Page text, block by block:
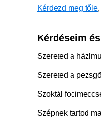
Kérdezd meg tőle
Kérdéseim
Szereted a
Szereted a
Szoktál
Szépnek tartod